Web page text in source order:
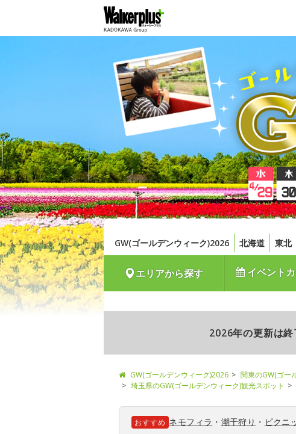
GW(ゴールデンウィーク)2026 北海道 東北
エリアから探す イベント
2026年の更新は
GW(ゴールデンウィーク)2026 関東のGW(ゴー
埼玉県のGW(ゴールデンウィーク)観光スポット
おすすめ ネモフィラ ・ 潮干狩り ・ ピクニ